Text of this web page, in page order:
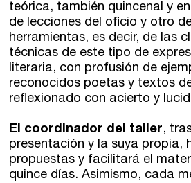
Madrid
Barcelona
Sevilla
Valencia
Alicante
Presenciales en Madrid
En directo a través de
Talleres de escritura
Talleres presenciales ≻
Talleres por videoconferencia
Intensivos de verano ≻
Recreativa 26
teórica, también quincenal y
de lecciones del oficio y otro
herramientas, es decir, de las
técnicas de este tipo de
literaria, con profusión de
reconocidos poetas y textos
reflexionado con acierto y
El coordinador del taller,
presentación y la suya propia,
propuestas y facilitará el
quince días. Asimismo, cada